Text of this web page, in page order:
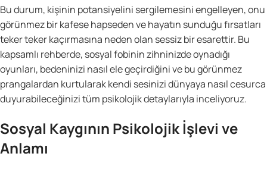
Bu durum, kişinin potansiyelini sergilemesini engelleyen, onu
görünmez bir kafese hapseden ve hayatın sunduğu fırsatları
teker teker kaçırmasına neden olan sessiz bir esarettir. Bu
kapsamlı rehberde, sosyal fobinin zihninizde oynadığı
oyunları, bedeninizi nasıl ele geçirdiğini ve bu görünmez
prangalardan kurtularak kendi sesinizi dünyaya nasıl cesurca
duyurabileceğinizi tüm psikolojik detaylarıyla inceliyoruz.
Sosyal Kaygının Psikolojik İşlevi ve
Anlamı